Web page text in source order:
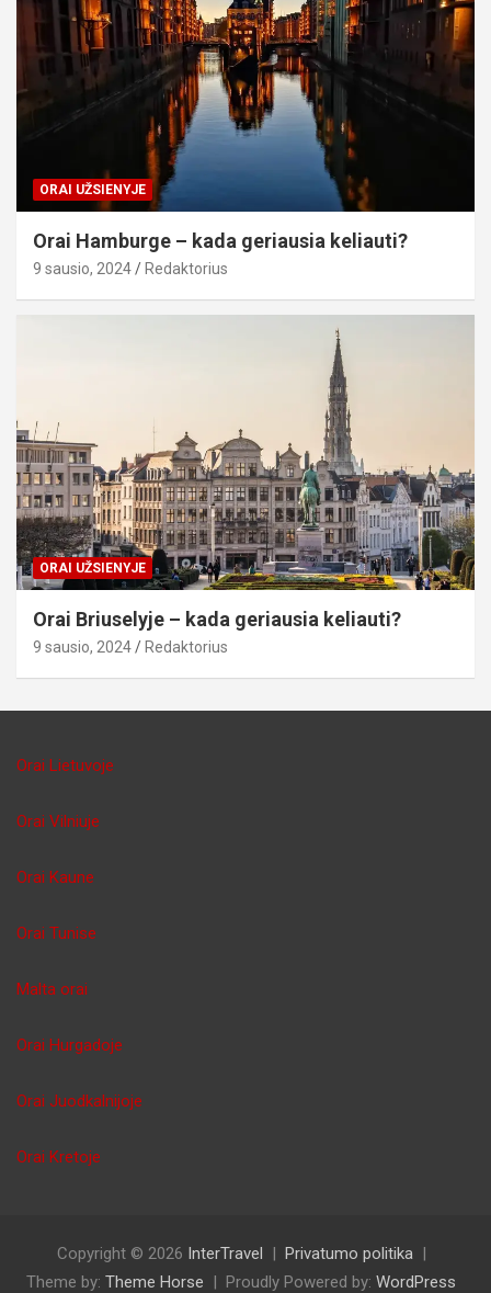
ORAI UŽSIENYJE
Orai Hamburge – kada geriausia keliauti?
9 sausio, 2024 Redaktorius
ORAI UŽSIENYJE
Orai Briuselyje – kada geriausia keliauti?
9 sausio, 2024 Redaktorius
Orai Lietuvoje
Orai Vilniuje
Orai Kaune
Orai Tunise
Malta orai
Orai Hurgadoje
Orai Juodkalnijoje
Orai Kretoje
Copyright © 2026 InterTravel
Privatumo politika
Theme by: Theme Horse Proudly Powered by: WordPress